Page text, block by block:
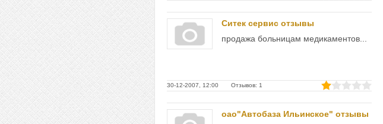
Ситек сервис отзывы
продажа больницам медикаментов...
30-12-2007, 12:00 Отзывов: 1
оао"Автобаза Ильинское" отзывы